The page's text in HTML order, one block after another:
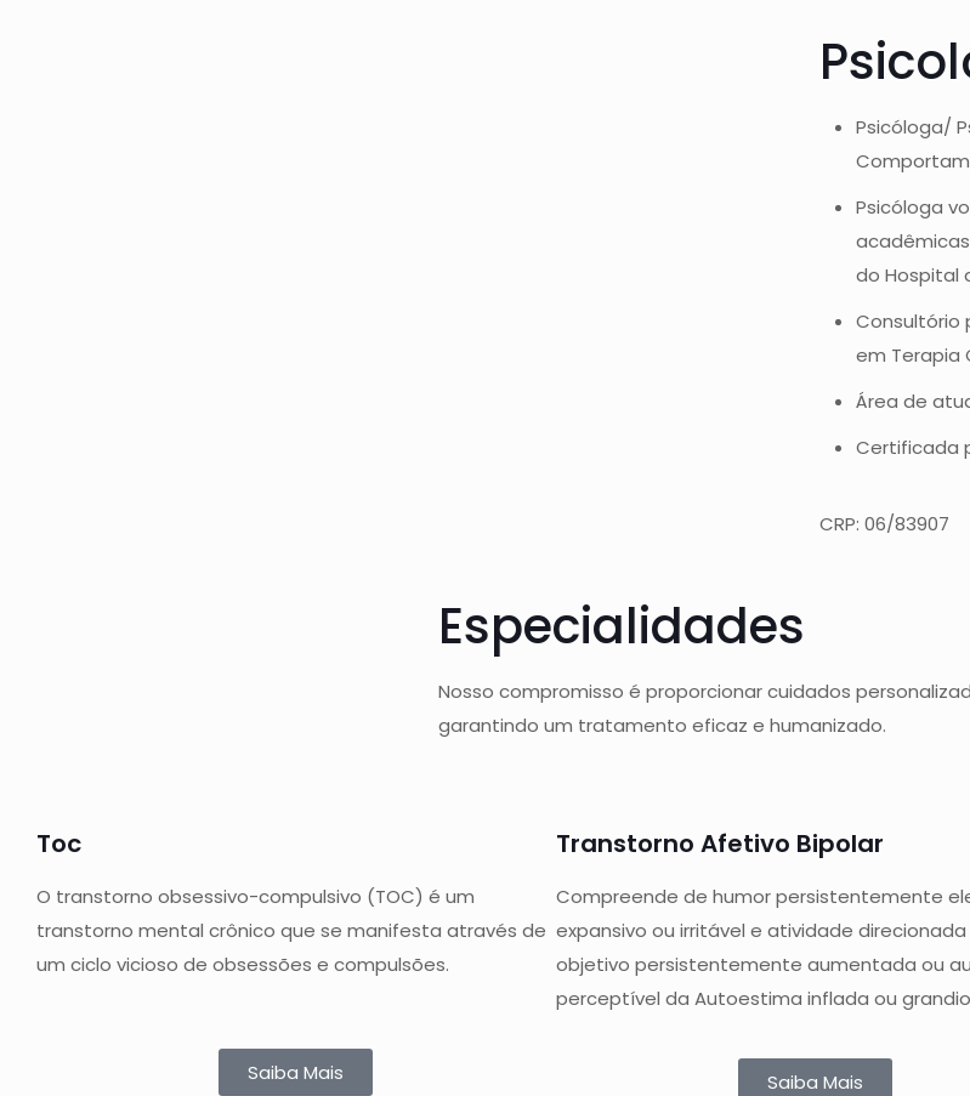
Psicóloga/
Psicóloga
do Hospital
Consultório
em Terapia
Área de
Certificada
CRP: 06/83907
Especialidades
Nosso compromisso é proporcionar cuidados
garantindo um tratamento eficaz e humanizado.
Toc
O transtorno obsessivo-compulsivo (TOC) é um
transtorno mental crônico que se manifesta através de
um ciclo vicioso de obsessões e compulsões.
Saiba Mais
Transtorno Afetivo Bipolar
Compreende de humor persistentemente
expansivo ou irritável e atividade
objetivo persistentemente aumentada ou
perceptível da Autoestima inflada ou
Saiba Mais